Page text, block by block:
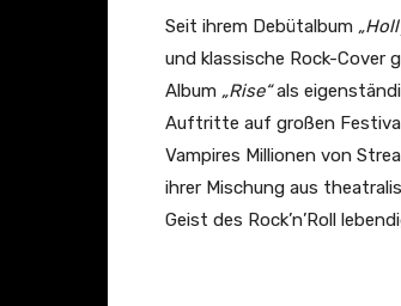
v
a
)
“
v
o
Seit ihrem Debütalbum
und klassische Rock-Cover
Album „Rise“als
Auftritte auf großen
Vampires Millionen von
ihrer Mischung aus
Geist des Rock’n’Roll